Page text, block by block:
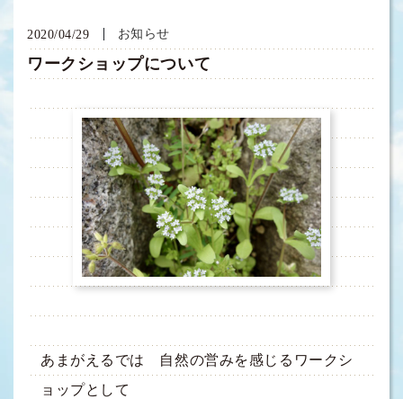
2020/04/29 お知らせ
ワークショップについて
あまがえるでは 自然の営みを感じるワークシ
ョップとして